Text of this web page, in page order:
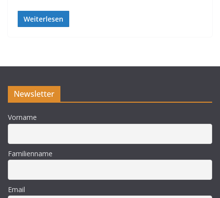
Weiterlesen
Newsletter
Vorname
Familienname
Email